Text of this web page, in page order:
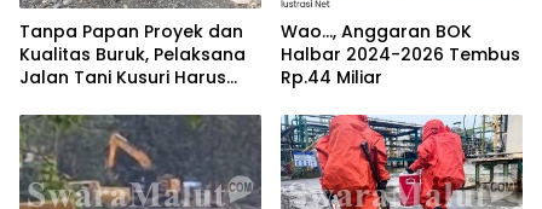
Tanpa Papan Proyek dan
Kualitas Buruk, Pelaksana
Jalan Tani Kusuri Harus
Wao…, Anggaran BOK
Halbar 2024-2026 Tembus
Rp.44 Miliar